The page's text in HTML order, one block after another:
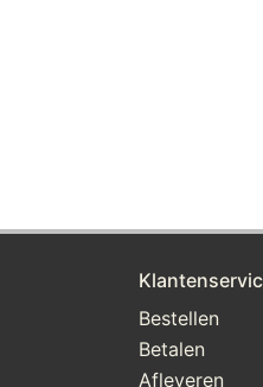
Bestellen
Betalen
Afleveren